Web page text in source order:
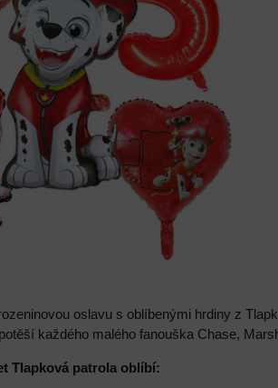
oslavu s oblíbenými hrdiny z
každého malého fanouška Chase,
Tlapková patrola oblíbí: